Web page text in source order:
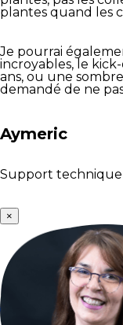
plantes quand les
Je pourrai
incroyables, le
ans, ou une
demandé de ne
Aymeric
Support technique
×